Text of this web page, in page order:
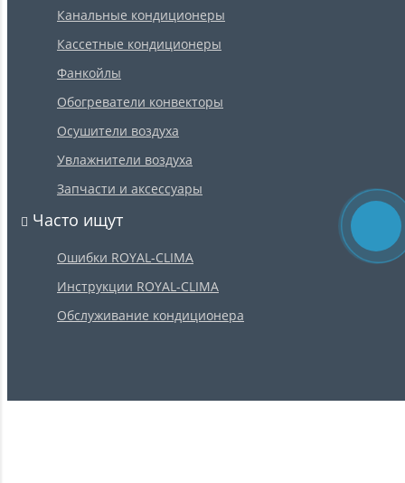
Канальные кондиционеры
Кассетные кондиционеры
Фанкойлы
Обогреватели конвекторы
Осушители воздуха
Увлажнители воздуха
Запчасти и аксессуары
Часто ищут
Ошибки ROYAL-CLIMA
Инструкции ROYAL-CLIMA
Обслуживание кондиционера